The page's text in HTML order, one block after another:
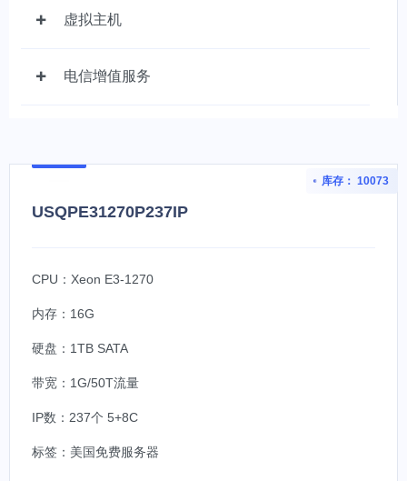
虚拟主机
电信增值服务
库存： 10073
USQPE31270P237IP
CPU：Xeon E3-1270
内存：16G
硬盘：1TB SATA
带宽：1G/50T流量
IP数：237个 5+8C
标签： 美国免费服务器